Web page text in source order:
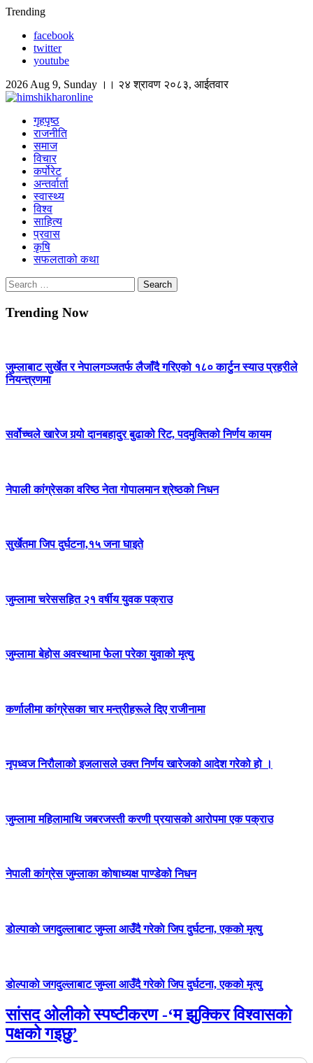
Skip
content
Trending
facebook
twitter
youtube
2026 Aug 9, Sunday ।। २४ श्रावण २०८३, आईतवार
Himshikhar Online
गृहपृष्ठ
राजनीति
समाज
विचार
कर्पोरेट
अन्तर्वार्ता
स्वास्थ्य
विश्व
साहित्य
प्रवास
कृषि
सफलताको कथा
Search
for:
Trending Now
जुम्लाबाट सुर्खेत र नेपालगञ्जतर्फ लैजाँदै गरिएको १८० कार्टुन स्याउ प्रहरीले
नियन्त्रणमा
सर्वोच्चले खारेज गर्‍यो दानबहादुर बुढाको रिट, पदमुक्तिको निर्णय कायम
नेपाली कांग्रेसका वरिष्ठ नेता गोपालमान श्रेष्ठको निधन
सुर्खेतमा जिप दुर्घटना,१५ जना घाइते
जुम्लामा चरेससहित २१ वर्षीय युवक पक्राउ
जुम्लामा बेहोस अवस्थामा फेला परेका युवाको मृत्यु
कर्णालीमा कांग्रेसका चार मन्त्रीहरूले दिए राजीनामा
नृपध्वज निरौलाको इजलासले उक्त निर्णय खारेजको आदेश गरेको हो ।
जुम्लामा महिलामाथि जबरजस्ती करणी प्रयासको आरोपमा एक पक्राउ
नेपाली कांग्रेस जुम्लाका कोषाध्यक्ष पाण्डेको निधन
डाेल्पाकाे जगदुल्लाबाट जुम्ला आउँदै गरेकाे जिप दुर्घटना, एकको मृत्यु
डाेल्पाकाे जगदुल्लाबाट जुम्ला आउँदै गरेकाे जिप दुर्घटना, एकको मृत्यु
सांसद ओलीको स्पष्टीकरण -‘म झुक्किर विश्वासको
पक्षको गइछु’